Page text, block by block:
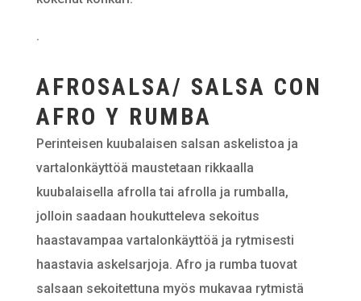
.
AFROSALSA/ SALSA CON
AFRO Y RUMBA
Perinteisen kuubalaisen salsan askelistoa ja
vartalonkäyttöä maustetaan rikkaalla
kuubalaisella afrolla tai afrolla ja rumballa,
jolloin saadaan houkutteleva sekoitus
haastavampaa vartalonkäyttöä ja rytmisesti
haastavia askelsarjoja. Afro ja rumba tuovat
salsaan sekoitettuna myös mukavaa rytmistä